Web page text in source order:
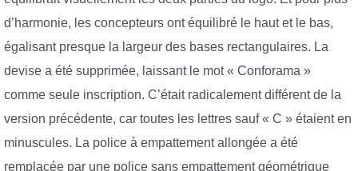
d’harmonie, les concepteurs ont équilibré le haut et le bas,
égalisant presque la largeur des bases rectangulaires. La
devise a été supprimée, laissant le mot « Conforama »
comme seule inscription. C’était radicalement différent de la
version précédente, car toutes les lettres sauf « C » étaient en
minuscules. La police à empattement allongée a été
remplacée par une police sans empattement géométrique